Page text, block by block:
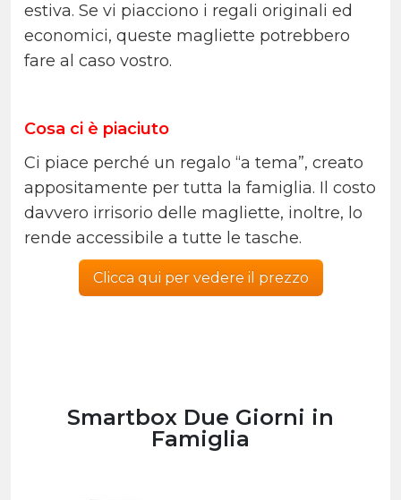
estiva. Se vi piacciono i regali originali ed
economici, queste magliette potrebbero
fare al caso vostro.
Cosa ci è piaciuto
Ci piace perché un regalo “a tema”, creato
appositamente per tutta la famiglia. Il costo
davvero irrisorio delle magliette, inoltre, lo
rende accessibile a tutte le tasche.
Clicca qui per vedere il prezzo
Smartbox Due Giorni in
Famiglia